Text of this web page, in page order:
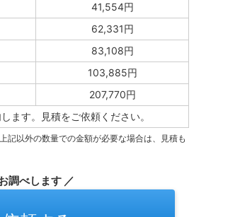
41,554円
62,331円
83,108円
103,885円
207,770円
ます。 見積をご依頼ください。
記以外の数量での金額が必要な場合は、見積も
調べします ／